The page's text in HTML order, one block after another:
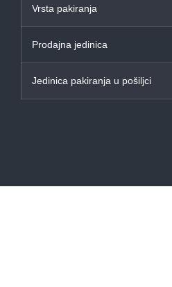
Vrsta pakiranja
Prodajna jedinica
Jedinica pakiranja u pošiljci